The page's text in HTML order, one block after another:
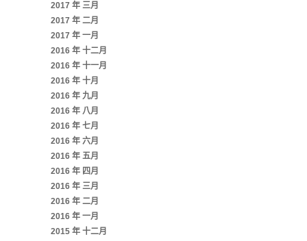
2017 年 三月
2017 年 二月
2017 年 一月
2016 年 十二月
2016 年 十一月
2016 年 十月
2016 年 九月
2016 年 八月
2016 年 七月
2016 年 六月
2016 年 五月
2016 年 四月
2016 年 三月
2016 年 二月
2016 年 一月
2015 年 十二月